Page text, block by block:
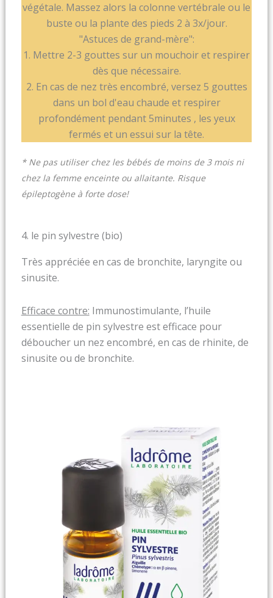
végétale. Massez alors la colonne vertébrale ou le
buste ou la plante des pieds 2 à 3x/jour.
"Astuces de grand-mère":
1. Mettre 2-3 gouttes sur un mouchoir et respirer
dès que nécessaire.
2. En cas de nez très encombré, versez 5 gouttes
dans un bol d'eau chaude et respirer
profondément pendant 5minutes , les yeux
fermés et un essui sur la tête.
* Ne pas utiliser chez les bébés de moins de 3 mois ni
chez la femme enceinte ou allaitante. Risque
épileptogène à forte dose!
4. le pin sylvestre (bio)
Très appréciée en cas de bronchite, laryngite ou
sinusite.
Efficace contre: Immunostimulante, l’huile
essentielle de pin sylvestre est efficace pour
déboucher un nez encombré, en cas de rhinite, de
sinusite ou de bronchite.